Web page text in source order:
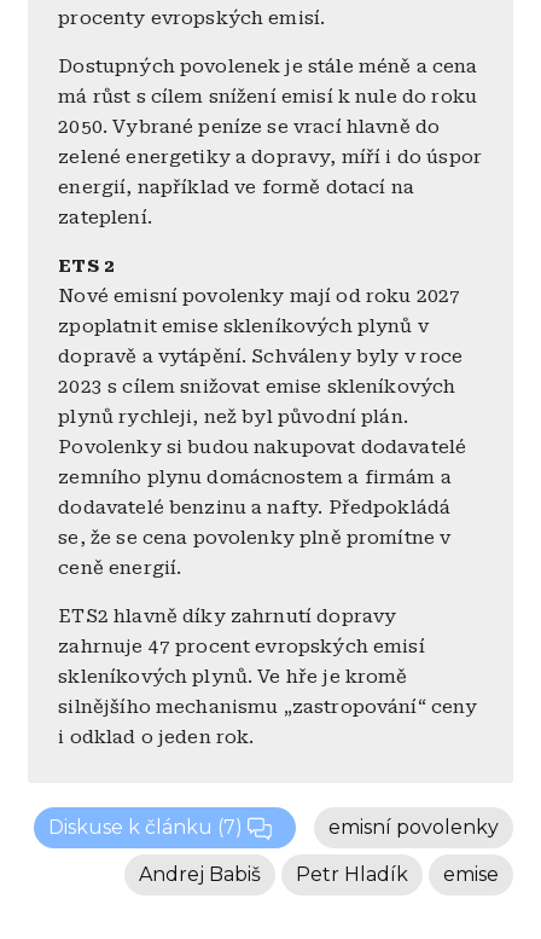
procenty evropských emisí.
Dostupných povolenek je stále méně a cena
má růst s cílem snížení emisí k nule do roku
2050. Vybrané peníze se vrací hlavně do
zelené energetiky a dopravy, míří i do úspor
energií, například ve formě dotací na
zateplení.
ETS 2
Nové emisní povolenky mají od roku 2027
zpoplatnit emise skleníkových plynů v
dopravě a vytápění. Schváleny byly v roce
2023 s cílem snižovat emise skleníkových
plynů rychleji, než byl původní plán.
Povolenky si budou nakupovat dodavatelé
zemního plynu domácnostem a firmám a
dodavatelé benzinu a nafty. Předpokládá
se, že se cena povolenky plně promítne v
ceně energií.
ETS2 hlavně díky zahrnutí dopravy
zahrnuje 47 procent evropských emisí
skleníkových plynů. Ve hře je kromě
silnějšího mechanismu „zastropování“ ceny
i odklad o jeden rok.
Diskuse k článku (7) emisní povolenky
emise
Petr Hladík
Andrej Babiš